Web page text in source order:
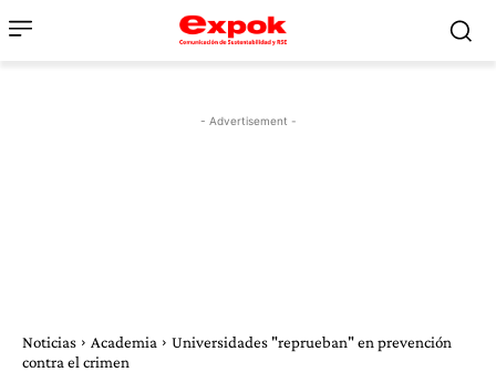
- Advertisement -
Noticias Academia
Universidades "reprueban" en prevención
contra el crimen